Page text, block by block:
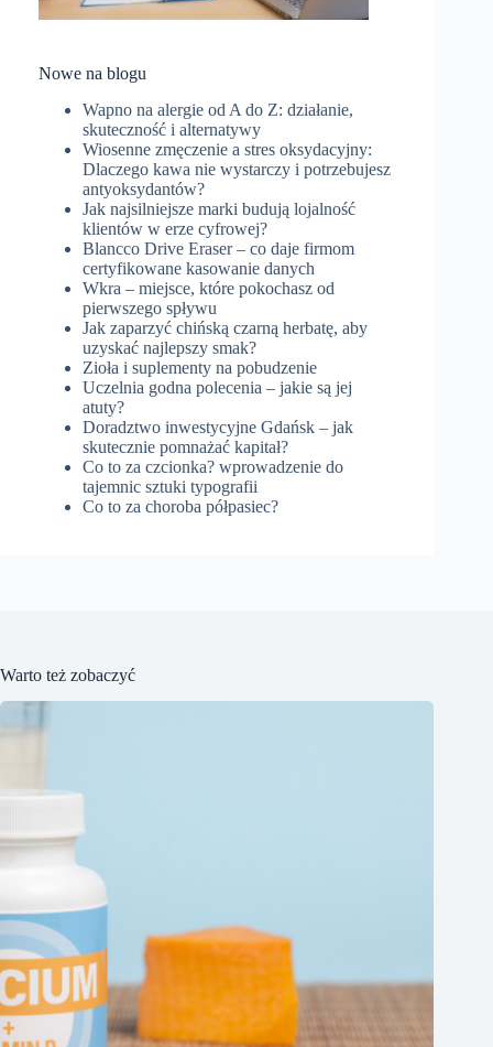
Nowe na blogu
Wapno na alergie od A do Z: działanie,
skuteczność i alternatywy
Wiosenne zmęczenie a stres oksydacyjny:
Dlaczego kawa nie wystarczy i potrzebujesz
antyoksydantów?
Jak najsilniejsze marki budują lojalność
klientów w erze cyfrowej?
Blancco Drive Eraser – co daje firmom
certyfikowane kasowanie danych
Wkra – miejsce, które pokochasz od
pierwszego spływu
Jak zaparzyć chińską czarną herbatę, aby
uzyskać najlepszy smak?
Zioła i suplementy na pobudzenie
Uczelnia godna polecenia – jakie są jej
atuty?
Doradztwo inwestycyjne Gdańsk – jak
skutecznie pomnażać kapitał?
Co to za czcionka? wprowadzenie do
tajemnic sztuki typografii
Co to za choroba półpasiec?
Warto też zobaczyć